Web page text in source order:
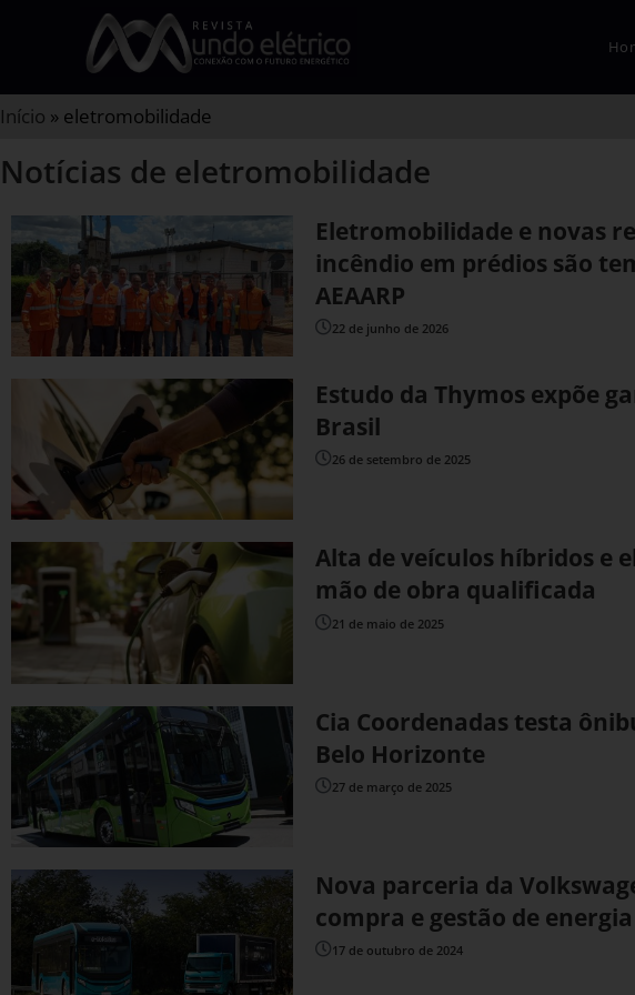
Início » eletromobilidade
Notícias de eletromobilidade
Eletromobilidade e novas
incêndio em prédios são
AEAARP
22 de junho de 2026
Estudo da Thymos expõe
Brasil
26 de setembro de 2025
Alta de veículos híbridos e
mão de obra qualificada
21 de maio de 2025
Cia Coordenadas testa
Belo Horizonte
27 de março de 2025
Nova parceria da
compra e gestão de
17 de outubro de 2024